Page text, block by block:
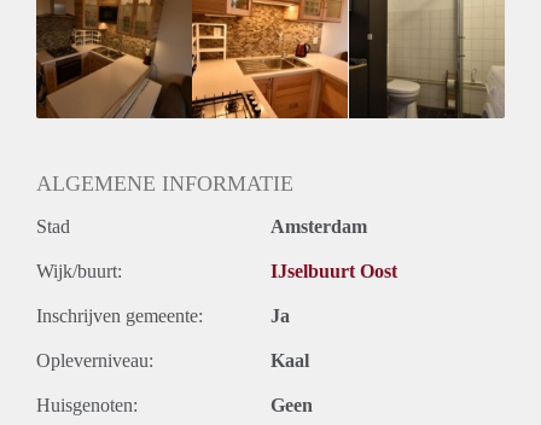
Mogelijk
Inkomen eis
3,1 X Maandhuur Bruto
Huurtermijn
Onbepaalde termijn
ALGEMENE INFORMATIE
Stad Amsterdam
Wijk/buurt: IJselbuurt Oost
Inschrijven gemeente: Ja
Opleverniveau: Kaal
Huisgenoten: Geen